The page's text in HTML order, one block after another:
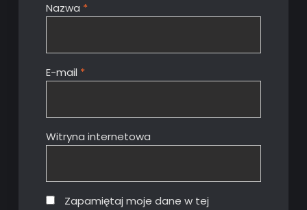
Nazwa *
E-mail *
Witryna internetowa
Zapamiętaj moje dane w tej